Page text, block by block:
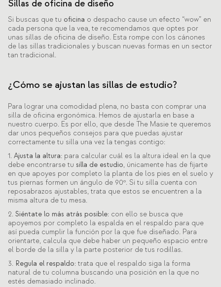
Sillas de oficina de diseño
Si buscas que tu oficina o despacho cause un efecto “wow” en
cada persona que la vea, te recomendamos que optes por
unas sillas de oficina de diseño. Esta rompe con los cánones
de las sillas tradicionales y buscan nuevas formas en un sector
tan tradicional.
¿Cómo se ajustan las sillas de estudio?
Para lograr una comodidad plena, no basta con comprar una
silla de oficina ergonómica. Hemos de ajustarla en base a
nuestro cuerpo. Es por ello, que desde The Masie te queremos
dar unos pequeños consejos para que puedas ajustar
correctamente tu silla una vez la tengas contigo:
1. Ajusta la altura: para calcular cuál es la altura ideal en la que
debe encontrarse tu silla de estudio, únicamente has de fijarte
en que apoyes por completo la planta de los pies en el suelo y
tus piernas formen un ángulo de 90º. Si tu silla cuenta con
reposabrazos ajustables, trata que estos se encuentren a la
misma altura de tu mesa.
2. Siéntate lo más atrás posible: con ello se busca que
apoyemos por completo la espalda en el respaldo para que
así pueda cumplir la función por la que fue diseñado. Para
orientarte, calcula que debe haber un pequeño espacio entre
el borde de la silla y la parte posterior de tus rodillas.
3. Regula el respaldo: trata que el respaldo siga la forma
natural de tu columna buscando una posición en la que no
estés demasiado inclinado.